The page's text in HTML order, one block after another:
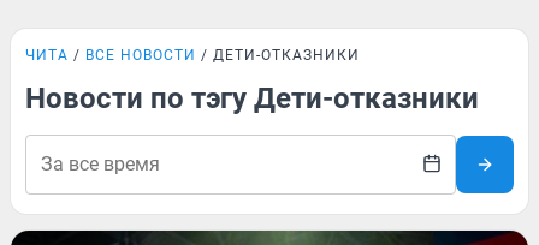
ЧИТА ВСЕ НОВОСТИ ДЕТИ-ОТКАЗНИКИ
Новости по тэгу Дети-отказники